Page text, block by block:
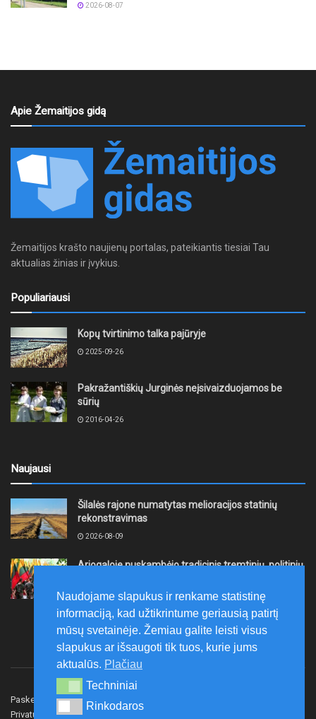
2026-08-07
Apie Žemaitijos gidą
Žemaitijos krašto naujienų portalas, pateikiantis tiesiai Tau
aktualias žinias ir įvykius.
Populiariausi
Kopų tvirtinimo talka pajūryje
2025-09-26
Pakražantiškių Jurginės neįsivaizduojamos be
sūrių
2016-04-26
Naujausi
Šilalės rajone numatytas melioracijos statinių
rekonstravimas
2026-08-09
Ariogaloje nuskambėjo tradicinis tremtinių, politinių
širdy“
2026-08-08
Paskelbk naujieną Rašyti redakcijai
Privatumo politika
Naudojame slapukus ir renkame statistinę
informaciją, kad užtikrintume geriausią patirtį
mūsų svetainėje. Žemiau galite leisti visus
slapukus ar išsaugoti tik tuos, kurie jums
aktualūs. Plačiau
Techniniai
Techniniai
Rinkodaros
Rinkodaros